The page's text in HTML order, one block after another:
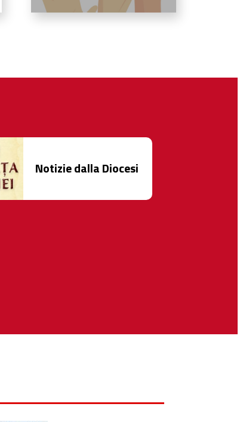
Notizie dalla Diocesi